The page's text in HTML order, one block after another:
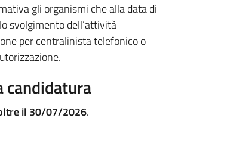
gli organismi che alla data di
svolgimento dell’attività
per centralinista telefonico o
candidatura
il 30/07/2026.